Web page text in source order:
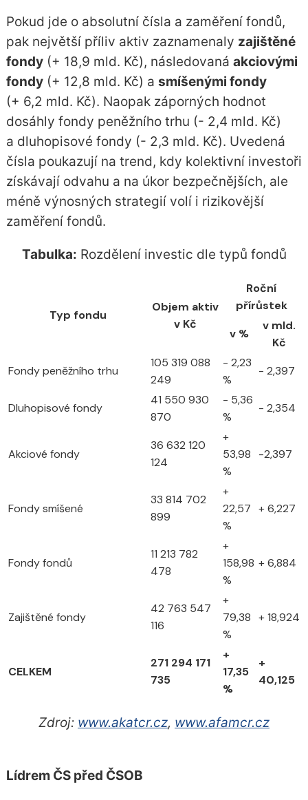
Pokud jde o absolutní čísla a zaměření fondů,
pak největší příliv aktiv zaznamenaly zajištěné
fondy(+ 18,9 mld. Kč), následovaná akciovými
fondy(+ 12,8 mld. Kč) a smíšenými fondy
(+ 6,2 mld. Kč). Naopak záporných hodnot
dosáhly fondy peněžního trhu (- 2,4 mld. Kč)
a dluhopisové fondy (- 2,3 mld. Kč). Uvedená
čísla poukazují na trend, kdy kolektivní investoři
získávají odvahu a na úkor bezpečnějších, ale
méně výnosných strategií volí i rizikovější
zaměření fondů.
Tabulka: Rozdělení investic dle typů fondů
Typ fondu
Objem aktiv
v Kč
Roční
přírůstek
v %
v mld.
Kč
Fondy peněžního trhu
105 319 088
249
- 2,23
%
- 2,397
Dluhopisové fondy
41 550 930
870
- 5,36
%
- 2,354
Akciové fondy
36 632 120
124
+
53,98
%
-2,397
Fondy smíšené
33 814 702
899
+
22,57
%
+ 6,227
Fondy fondů
11 213 782
478
+
158,98
%
+ 6,884
Zajištěné fondy
42 763 547
116
+
79,38
%
+ 18,924
CELKEM
271 294 171
735
+
17,35
%
+
40,125
Zdroj: www.akatcr.cz, www.afamcr.cz
Lídrem ČS před ČSOB